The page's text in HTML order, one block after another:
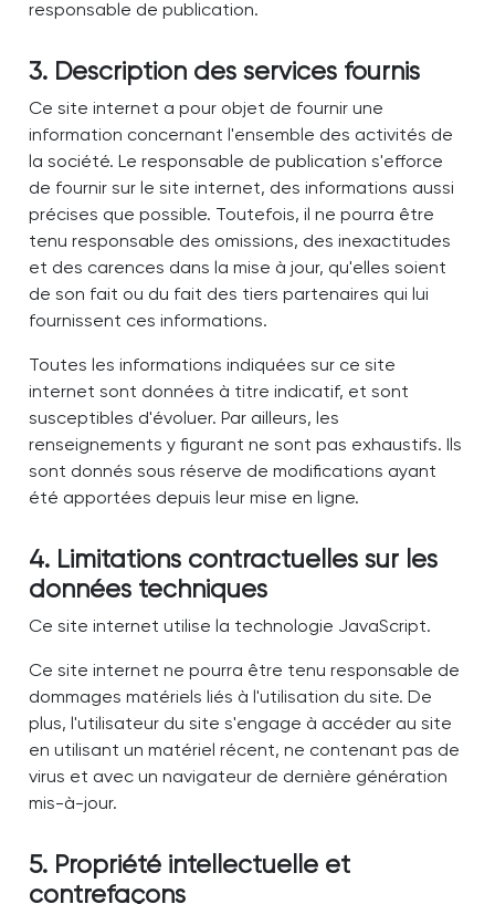
responsable de publication.
3. Description des services fournis
Ce site internet a pour objet de fournir une
information concernant l'ensemble des activités de
la société. Le responsable de publication s'efforce
de fournir sur le site internet, des informations aussi
précises que possible. Toutefois, il ne pourra être
tenu responsable des omissions, des inexactitudes
et des carences dans la mise à jour, qu'elles soient
de son fait ou du fait des tiers partenaires qui lui
fournissent ces informations.
Toutes les informations indiquées sur ce site
internet sont données à titre indicatif, et sont
susceptibles d'évoluer. Par ailleurs, les
renseignements y figurant ne sont pas exhaustifs. Ils
sont donnés sous réserve de modifications ayant
été apportées depuis leur mise en ligne.
4. Limitations contractuelles sur les
données techniques
Ce site internet utilise la technologie JavaScript.
Ce site internet ne pourra être tenu responsable de
dommages matériels liés à l'utilisation du site. De
plus, l'utilisateur du site s'engage à accéder au site
en utilisant un matériel récent, ne contenant pas de
virus et avec un navigateur de dernière génération
mis-à-jour.
5. Propriété intellectuelle et
contrefaçons